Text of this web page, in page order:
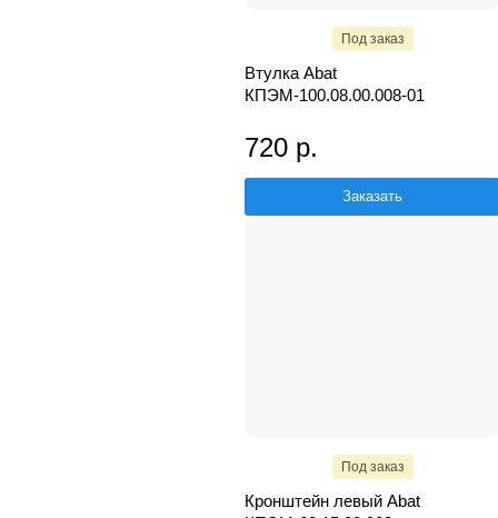
Под заказ
Втулка Abat
КПЭМ-100.08.00.008-01
720 р.
Заказать
Под заказ
Кронштейн левый Abat